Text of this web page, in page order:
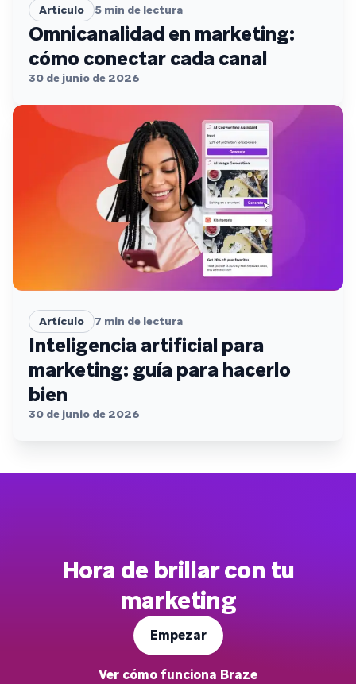
Artículo 5 min de lectura
Omnicanalidad en marketing:
cómo conectar cada canal
30 de junio de 2026
Artículo 7 min de lectura
Inteligencia artificial para
marketing: guía para hacerlo
bien
30 de junio de 2026
Hora de brillar con tu
marketing
Empezar
Ver cómo funciona Braze